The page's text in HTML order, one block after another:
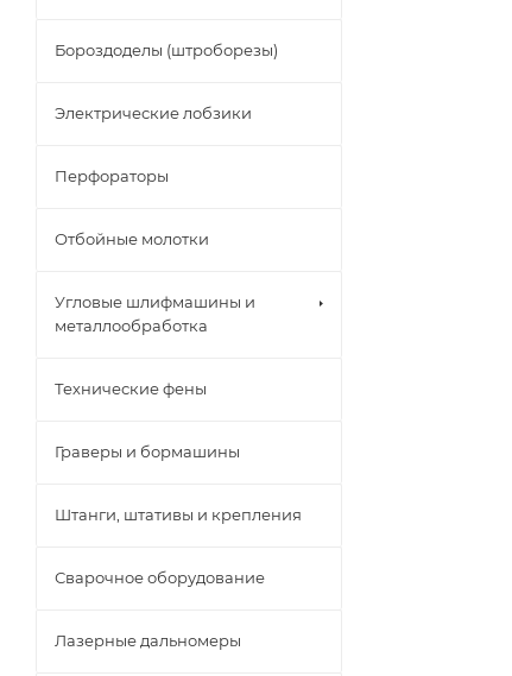
Бороздоделы (штроборезы)
Электрические лобзики
Перфораторы
Отбойные молотки
Угловые шлифмашины и
металлообработка
Технические фены
Граверы и бормашины
Штанги, штативы и крепления
Сварочное оборудование
Лазерные дальномеры